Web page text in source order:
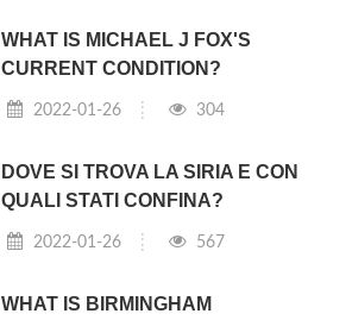
WHAT IS MICHAEL J FOX'S
CURRENT CONDITION?
2022-01-26 304
DOVE SI TROVA LA SIRIA E CON
QUALI STATI CONFINA?
2022-01-26 567
WHAT IS BIRMINGHAM